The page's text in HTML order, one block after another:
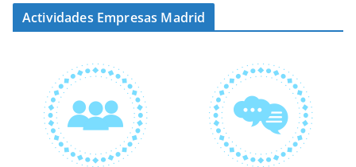
Actividades Empresas Madrid